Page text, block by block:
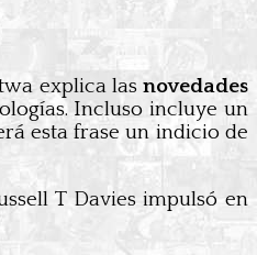
explica las novedades
Incluso incluye un
esta frase un indicio de
T Davies impulsó en